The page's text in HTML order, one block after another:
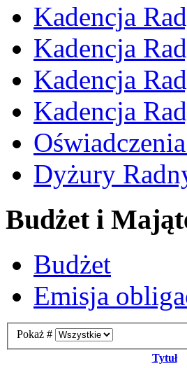
Kadencja
Kadencja
Kadencja
Kadencja
Dyżury
Budżet i
Budżet
Emisja
Pokaż #
Tytuł